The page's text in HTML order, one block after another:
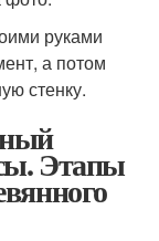
руками
а потом
стенку.
Этапы